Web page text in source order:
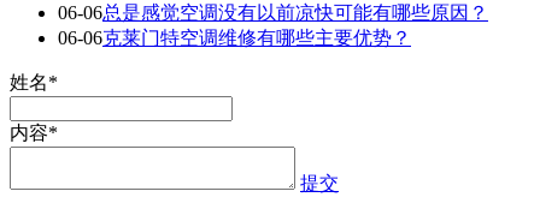
06-06总是感觉空调没有以前凉快可能有哪些原因？
06-06克莱门特空调维修有哪些主要优势？
姓名*
内容*
提交